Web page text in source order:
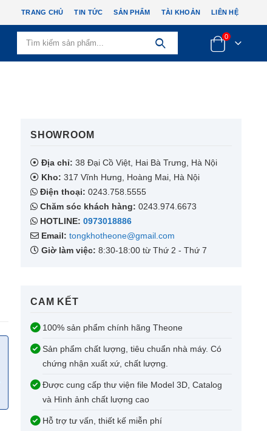
TRANG CHỦ TIN TỨC SẢN PHẨM TÀI KHOẢN LIÊN HỆ
0
SHOWROOM​
Địa chỉ: 38 Đại Cồ Việt, Hai Bà Trưng, Hà Nội
Kho: 317 Vĩnh Hưng, Hoàng Mai, Hà Nội
Điện thoại: 0243.758.5555
Chăm sóc khách hàng: 0243.974.6673
HOTLINE: 0973018886
Email: tongkhotheone@gmail.com
Giờ làm việc: 8:30-18:00 từ Thứ 2 - Thứ 7
CAM KẾT​
100% sản phẩm chính hãng Theone
Sản phẩm chất lượng, tiêu chuẩn nhà máy. Có
chứng nhận xuất xứ, chất lượng.
Được cung cấp thư viện file Model 3D, Catalog
và Hình ảnh chất lượng cao
Hỗ trợ tư vấn, thiết kế miễn phí